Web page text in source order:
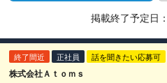
掲載終了予定日：
終了間近 正社員 話を聞きたい応募可
株式会社Ａｔｏｍｓ